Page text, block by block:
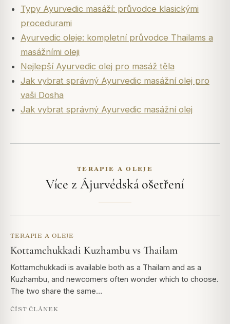
Typy Ayurvedic masáží: průvodce klasickými
procedurami
Ayurvedic oleje: kompletní průvodce Thailams a
masážními oleji
Nejlepší Ayurvedic olej pro masáž těla
Jak vybrat správný Ayurvedic masážní olej pro
vaši Dosha
Jak vybrat správný Ayurvedic masážní olej
TERAPIE A OLEJE
Více z Ájurvédská ošetření
TERAPIE A OLEJE
Kottamchukkadi Kuzhambu vs Thailam
Kottamchukkadi is available both as a Thailam and as a
Kuzhambu, and newcomers often wonder which to choose.
The two share the same…
ČÍST ČLÁNEK